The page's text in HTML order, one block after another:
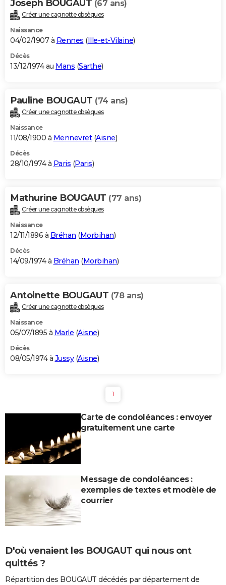
Joseph BOUGAUT (67 ans)
Créer une cagnotte obsèques
Naissance
04/02/1907 à Rennes (Ille-et-Vilaine)
Décès
13/12/1974 au Mans (Sarthe)
Pauline BOUGAUT (74 ans)
Créer une cagnotte obsèques
Naissance
11/08/1900 à Mennevret(Aisne)
Décès
28/10/1974 à Paris (Paris)
Mathurine BOUGAUT (77 ans)
Créer une cagnotte obsèques
Naissance
12/11/1896 à Bréhan (Morbihan)
Décès
14/09/1974 à Bréhan (Morbihan)
Antoinette BOUGAUT (78 ans)
Créer une cagnotte obsèques
Naissance
05/07/1895 à Marle (Aisne)
Décès
08/05/1974 à Jussy(Aisne)
1
Carte de condoléances : envoyer
gratuitement une carte
Message de condoléances :
exemples de textes et modèle de
courrier
D'où venaient les BOUGAUT qui nous ont
quittés ?
Répartition des BOUGAUT décédés par département de